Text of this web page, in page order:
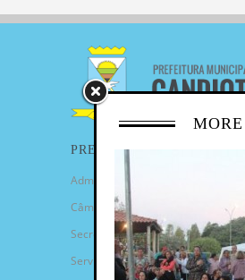
PREFEITURA
Administração Municipal
Câmara de Vereadores
Secretarias
Serviços